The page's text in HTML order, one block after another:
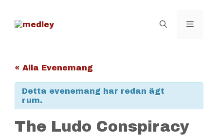
innehåll
Meny
« Alla Evenemang
Detta evenemang har redan ägt
rum.
The Ludo Conspiracy